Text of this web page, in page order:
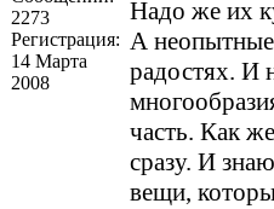
2273
Регистрация:
14 Марта
2008
Надо же их
А неопытные
радостях. И
часть. Как
сразу. И
вещи,